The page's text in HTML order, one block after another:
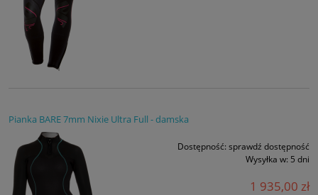
Pianka BARE 7mm Nixie Ultra Full - damska
Dostępność: sprawdź dostępność
Wysyłka w: 5 dni
1 935,00 zł